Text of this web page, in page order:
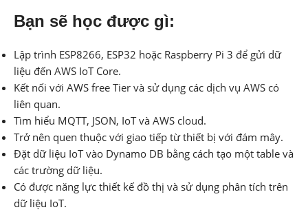
Bạn sẽ học được gì:
Lập trình ESP8266, ESP32 hoặc Raspberry Pi 3 để gửi dữ
liệu đến AWS IoT Core.
Kết nối với AWS free Tier và sử dụng các dịch vụ AWS có
liên quan.
Tìm hiểu MQTT, JSON, IoT và AWS cloud.
Trở nên quen thuộc với giao tiếp từ thiết bị với đám mây.
Đặt dữ liệu IoT vào Dynamo DB bằng cách tạo một table và
các trường dữ liệu.
Có được năng lực thiết kế đồ thị và sử dụng phân tích trên
dữ liệu IoT.